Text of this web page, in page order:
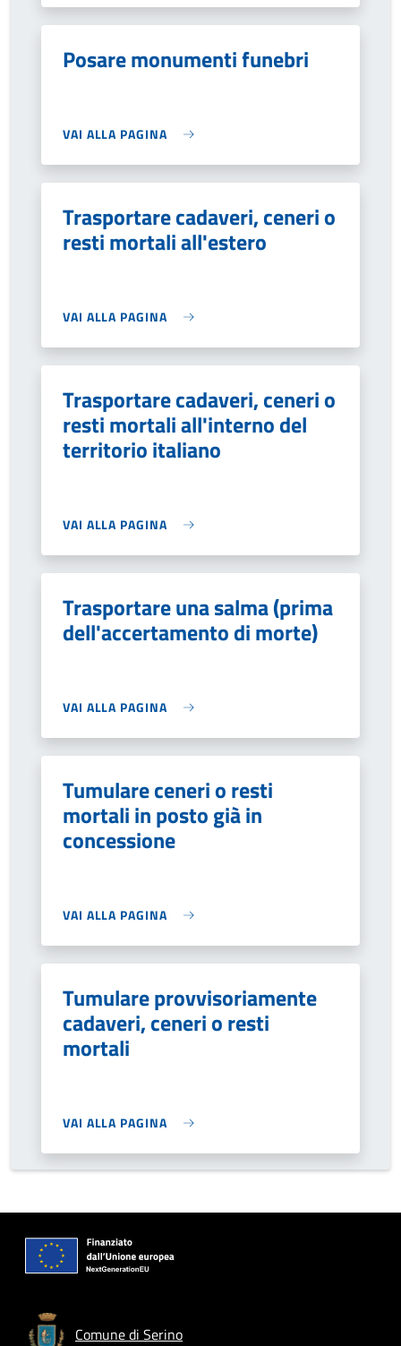
Posare monumenti funebri
VAI ALLA PAGINA
Trasportare cadaveri, ceneri o
resti mortali all'estero
VAI ALLA PAGINA
Trasportare cadaveri, ceneri o
resti mortali all'interno del
territorio italiano
VAI ALLA PAGINA
Trasportare una salma (prima
dell'accertamento di morte)
VAI ALLA PAGINA
Tumulare ceneri o resti
mortali in posto già in
concessione
VAI ALLA PAGINA
Tumulare provvisoriamente
cadaveri, ceneri o resti
mortali
VAI ALLA PAGINA
Comune di Serino